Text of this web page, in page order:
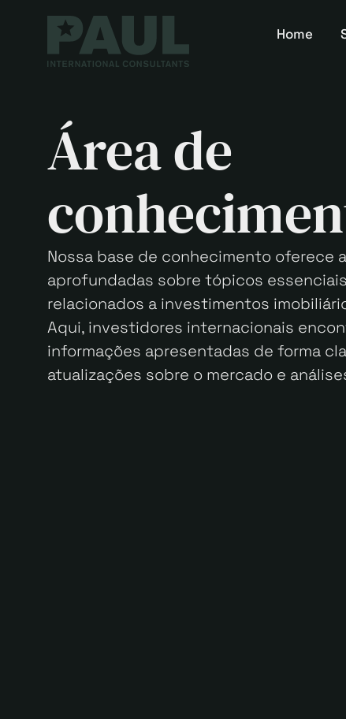
Home
Área de
Nossa base de conhecimento oferece
aprofundadas sobre tópicos essenciais
relacionados a investimentos
Aqui, investidores internacionais
informações apresentadas de forma
atualizações sobre o mercado e